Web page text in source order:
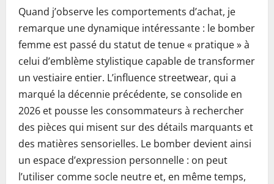
Quand j’observe les comportements d’achat, je
remarque une dynamique intéressante : le bomber
femme est passé du statut de tenue « pratique » à
celui d’emblème stylistique capable de transformer
un vestiaire entier. L’influence streetwear, qui a
marqué la décennie précédente, se consolide en
2026 et pousse les consommateurs à rechercher
des pièces qui misent sur des détails marquants et
des matières sensorielles. Le bomber devient ainsi
un espace d’expression personnelle : on peut
l’utiliser comme socle neutre et, en même temps,